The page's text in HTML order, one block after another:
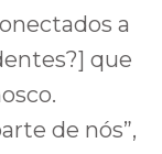
a
que
de nós”,